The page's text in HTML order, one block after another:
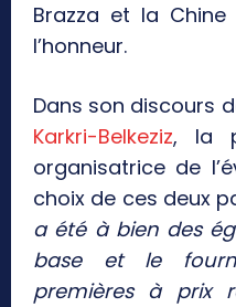
Brazza et la
l’honneur.
Dans son discours
Karkri-Belkeziz, la
organisatrice de
choix de ces deux
a été à bien des
base et le
premières à prix